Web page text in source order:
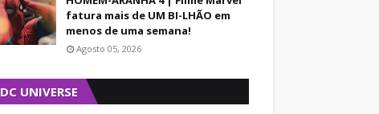
fatura mais de UM BI-LHÃO em
menos de uma semana!
Agosto 05, 2026
DC UNIVERSE